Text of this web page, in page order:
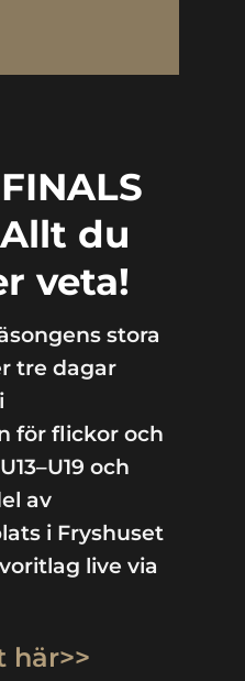
du
veta!
stora
tre dagar
för flickor och
och
av
i Fryshuset
live via
här>>